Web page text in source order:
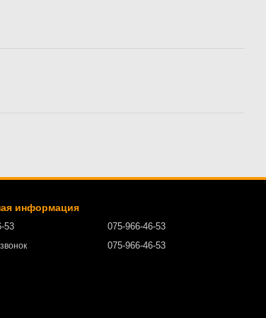
информация
53
075-966-46-53
075-966-46-53